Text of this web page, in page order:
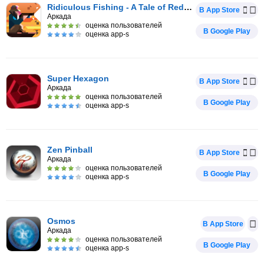
Ridiculous Fishing - A Tale of Redemption
Аркада
оценка пользователей
оценка app-s
В App Store
В Google Play
Super Hexagon
Аркада
оценка пользователей
оценка app-s
В App Store
В Google Play
Zen Pinball
Аркада
оценка пользователей
оценка app-s
В App Store
В Google Play
Osmos
Аркада
оценка пользователей
оценка app-s
В App Store
В Google Play